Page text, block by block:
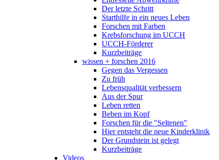
Der letzte Schritt
Starthilfe in ein neues Leben
Forschen mit Farben
Krebsforschung im UCCH
UCCH-Förderer
Kurzbeiträge
wissen + forschen 2016
Gegen das Vergessen
Zu früh
Lebensqualität verbessern
Aus der Spur
Leben retten
Beben im Kopf
Forschen für die "Seltenen"
Hier entsteht die neue Kinderklinik
Der Grundstein ist gelegt
Kurzbeiträge
Videos